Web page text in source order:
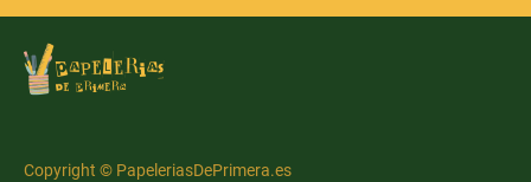
Copyright © PapeleriasDePrimera.es